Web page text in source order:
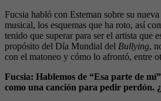
Fucsia habló con Esteman sobre su
musical, los esquemas que ha roto, así
tenido que superar para ser el artista que
propósito del Día Mundial del Bullying,
con el matoneo y cómo lo afrontó, entre
Fucsia: Hablemos de “Esa parte de
como una canción para pedir perdón.